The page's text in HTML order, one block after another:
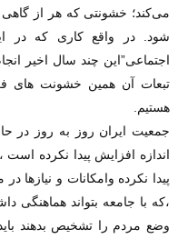
می‌کند؛ خشونتی که هر از گاهی
شود. در واقع كارى كه در
اجتماعى”اين چند سال اخير
تبعات آن همين خشونت هاى
هستيم.
جمعيت ايران روز به روز در
اندازه افزايش پيدا نكرده
پيدا نكرده وامكانات و
،كه با جامعه بتواند هماهنگى
وضع مردم را تشخيص بدهند